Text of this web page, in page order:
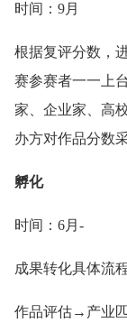
时间：9月
根据复评分数，
赛参赛者一一上
家、企业家、高
办方对作品分数
孵化
时间：6月-
成果转化具体流程
作品评估→产业